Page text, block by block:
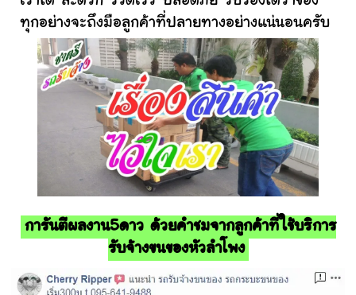
ทุกอย่างจะถึงมือลูกค้าที่ปลายทางอย่างแน่นอนครับ
การันตีผลงาน5ดาว ด้วยคำชมจากลูกค้าที่ใช้บริการ
รับจ้างขนของหัวลำโพง